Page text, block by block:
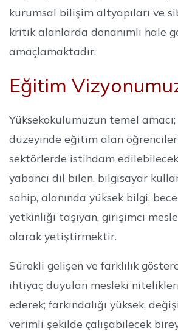
kurumsal bilişim altyapıları ve
kritik alanlarda donanımlı hale
amaçlamaktadır.
Eğitim
Yüksekokulumuzun temel
düzeyinde eğitim alan
sektörlerde istihdam
yabancı dil bilen, bilgisayar
sahip, alanında yüksek bilgi,
yetkinliği taşıyan, girişimci
olarak yetiştirmektir.
Sürekli gelişen ve farklılık
ihtiyaç duyulan mesleki
ederek; farkındalığı yüksek,
verimli şekilde çalışabilecek